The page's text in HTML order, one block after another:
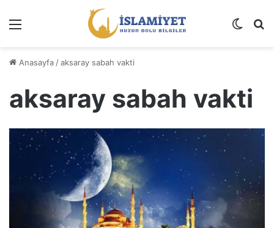
Dış
Anasayfa /aksaray sabah vakti
aksaray sabah vakti